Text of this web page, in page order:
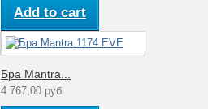
Add to cart
Бра Mantra...
4 767,00 руб